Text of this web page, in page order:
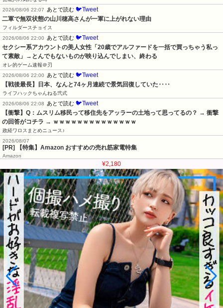
2026/08/06 22:07 あとで読む 🐦Tweet
二軍で無双状態の山川穂高さんが一軍に上がれない理由
フィルダースチョイス
2026/08/06 22:00 あとで読む 🐦Tweet
セクシー系アカウントの美人女性「20歳でアルファードを一括で買っちゃう私っ
て素敵」→とんでもないものが映り込んでしまい、終わる
オレ的ゲーム速報＠刃
2026/08/06 22:00 あとで読む 🐦Tweet
【戦後最長】日本、なんと74ヶ月連続で景気回復していた‥‥
ライフハックちゃんねる弐式
2026/08/06 22:08 あとで読む 🐦Tweet
【衝撃】Q：ムスリム移民って移住先をアッラーの土地って思ってるの？ → 衝撃
の回答がコチラ → ｗｗｗｗｗｗｗｗｗｗｗｗｗｗ
政経ワロスまとめニュース♪
2026/08/07
[PR] 【特集】Amazon おすすめの売れ筋家電特集
Amazon
¥2,180